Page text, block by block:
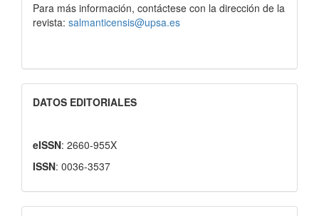
Para más información, contáctese con la dirección de la
revista: salmanticensis@upsa.es
DATOS EDITORIALES
eISSN: 2660-955X
ISSN: 0036-3537